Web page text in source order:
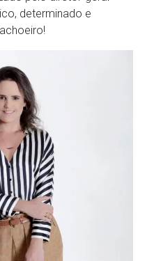
determinado e